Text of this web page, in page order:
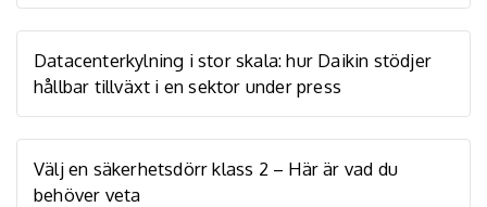
Datacenterkylning i stor skala: hur Daikin stödjer
hållbar tillväxt i en sektor under press
Välj en säkerhetsdörr klass 2 – Här är vad du
behöver veta